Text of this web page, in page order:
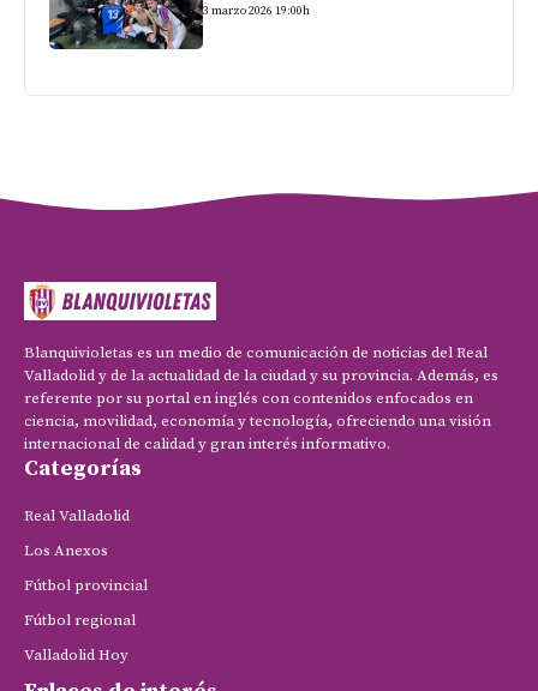
3 marzo 2026 19:00h
Blanquivioletas es un medio de comunicación de noticias del Real
Valladolid y de la actualidad de la ciudad y su provincia. Además, es
referente por su portal en inglés con contenidos enfocados en
ciencia, movilidad, economía y tecnología, ofreciendo una visión
internacional de calidad y gran interés informativo.
Categorías
Real Valladolid
Los Anexos
Fútbol provincial
Fútbol regional
Valladolid Hoy